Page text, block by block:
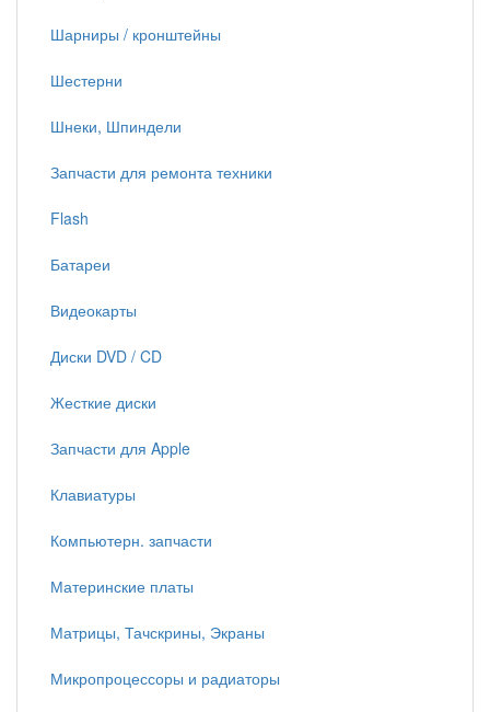
Шарниры / кронштейны
Шестерни
Шнеки, Шпиндели
Запчасти для ремонта техники
Flash
Батареи
Видеокарты
Диски DVD / CD
Жесткие диски
Запчасти для Apple
Клавиатуры
Компьютерн. запчасти
Материнские платы
Матрицы, Тачскрины, Экраны
Микропроцессоры и радиаторы